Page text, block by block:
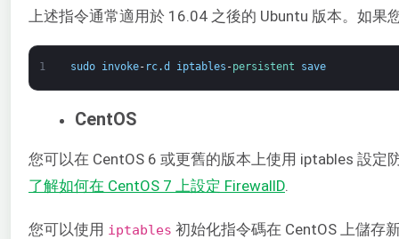
上述指令通常適用於 16.04 之後的 Ubuntu 版本。如果
1 sudo invoke- rc.d iptables -persistent save
CentOS
您可以在 CentOS 6 或更舊的版本上使用 iptables 設定
了解如何在 CentOS 7 上設定 FirewallD.
您可以使用 ​iptables 初始化指令碼在 CentOS 上儲存